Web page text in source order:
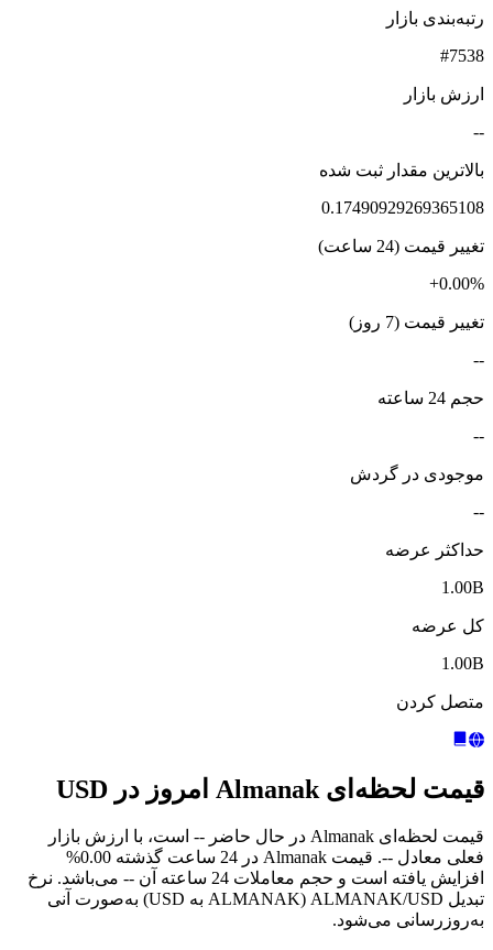
رتبه‌بندی بازار
#7538
ارزش بازار
--
بالاترین مقدار ثبت شده
0.17490929269365108
تغییر قیمت (24 ساعت)
+0.00%
تغییر قیمت (7 روز)
--
حجم 24 ساعته
--
موجودی در گردش
--
حداکثر عرضه
1.00B
کل عرضه
1.00B
متصل کردن
قیمت لحظه‌ای Almanak امروز در USD
قیمت لحظه‌ای Almanak در حال حاضر -- است، با ارزش بازار
فعلی معادل --. قیمت Almanak در 24 ساعت گذشته 0.00%
افزایش یافته است و حجم معاملات 24 ساعته آن -- می‌باشد. نرخ
تبدیل ALMANAK/USD (ALMANAK به USD) به‌صورت آنی
به‌روزرسانی می‌شود.